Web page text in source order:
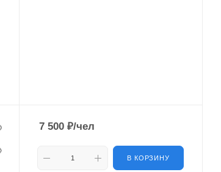
7 500 ₽/чел
В КОРЗИНУ